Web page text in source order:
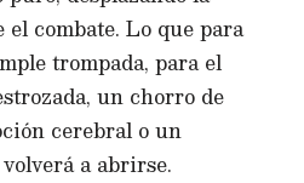
combate. Lo que para
trompada, para el
un chorro de
cerebral o un
a abrirse.